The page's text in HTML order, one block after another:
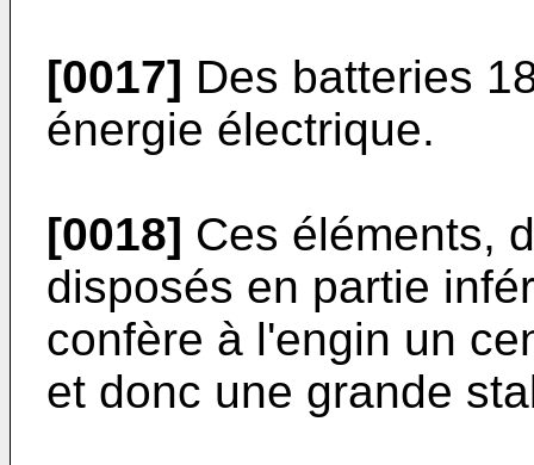
[0017] Des batteries
énergie électrique.
[0018] Ces éléments,
disposés en partie
confère à l'engin un
et donc une grande